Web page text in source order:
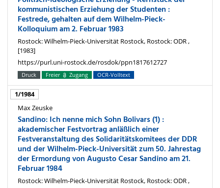
kommunistischen Erziehung der Studenten :
Festrede, gehalten auf dem Wilhelm-Pieck-
Kolloquium am 2. Februar 1983
Rostock: Wilhelm-Pieck-Universität Rostock, Rostock: ODR ,
[1983]
https://purl.uni-rostock.de/rosdok/ppn1817612727
Druck Freier Zugang OCR-Volltext
1/1984
Max Zeuske
Sandino: Ich nenne mich Sohn Bolivars (1) :
akademischer Festvortrag anläßlich einer
Festveranstaltung des Solidaritätskomitees der DDR
und der Wilhelm-Pieck-Universität zum 50. Jahrestag
der Ermordung von Augusto Cesar Sandino am 21.
Februar 1984
Rostock: Wilhelm-Pieck-Universität Rostock, Rostock: ODR ,